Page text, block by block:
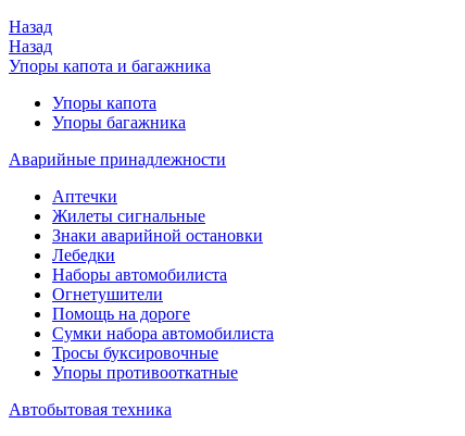
Назад
Назад
Упоры капота и багажника
Упоры капота
Упоры багажника
Аварийные принадлежности
Аптечки
Жилеты сигнальные
Знаки аварийной остановки
Лебедки
Наборы автомобилиста
Огнетушители
Помощь на дороге
Сумки набора автомобилиста
Тросы буксировочные
Упоры противооткатные
Автобытовая техника